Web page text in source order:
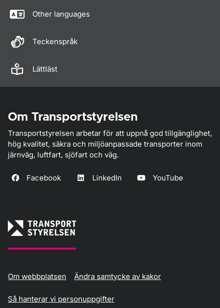
Other languages
Teckenspråk
Lättläst
Om Transportstyrelsen
Transportstyrelsen arbetar för att uppnå god tillgänglighet,
hög kvalitet, säkra och miljöanpassade transporter inom
järnväg, luftfart, sjöfart och väg.
Facebook LinkedIn YouTube
Om webbplatsen Ändra samtycke av kakor
Så hanterar vi personuppgifter